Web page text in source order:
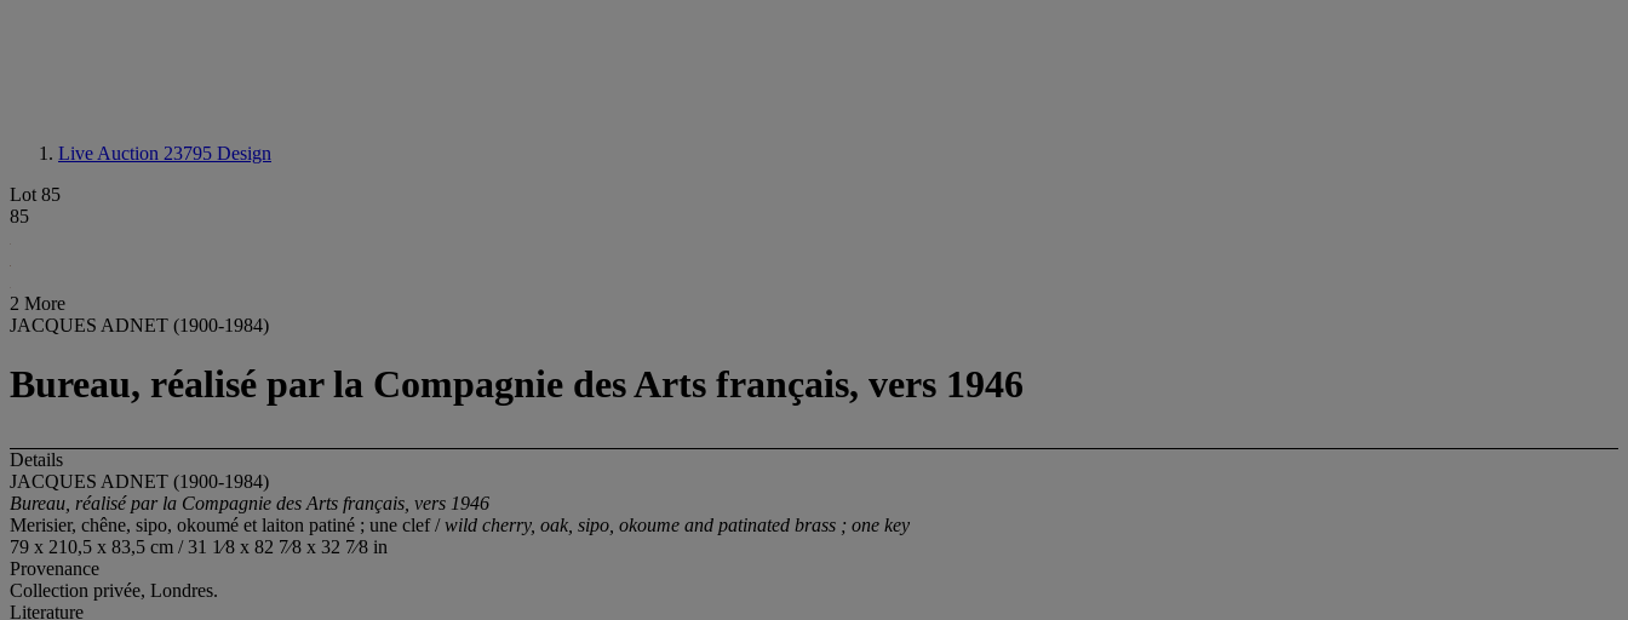
Live Auction 23795 Design
Lot 85
85
2 More
JACQUES ADNET (1900-1984)
Bureau, réalisé par la Compagnie des Arts français, vers 1946
Details
JACQUES ADNET (1900-1984)
Bureau, réalisé par la Compagnie des Arts français, vers 1946
Merisier, chêne, sipo, okoumé et laiton patiné ; une clef /wild cherry, oak, sipo okoume and patinated brass ; one key
79 x 210,5 x 83,5 cm / 31 1⁄8 x 82 7⁄8 x 32 7⁄8 in
Provenance
Collection privée, Londres.
Literature